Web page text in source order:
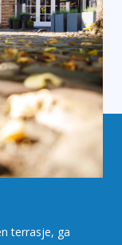
terrasje, ga